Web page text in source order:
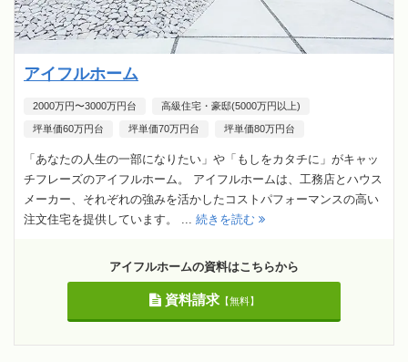
アイフルホーム
2000万円〜3000万円台 高級住宅・豪邸(5000万円以上)
坪単価60万円台 坪単価70万円台 坪単価80万円台
「あなたの人生の一部になりたい」や「もしをカタチに」がキャッ
チフレーズのアイフルホーム。 アイフルホームは、工務店とハウス
メーカー、それぞれの強みを活かしたコストパフォーマンスの高い
注文住宅を提供しています。 ... 続きを読む
アイフルホームの資料はこちらから
資料請求【無料】